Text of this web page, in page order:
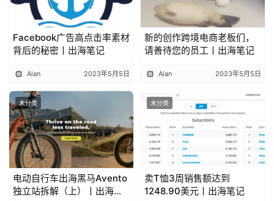
Facebook广告高点击率素材
背后的秘密丨出海笔记
Alan 2023年5月5日
新的创作跨境电商老板们，
请善待您的员工丨出海笔记
Alan 2023年5月5日
未分类
电动自行车出海黑马Avento
独立站拆解（上）丨出海笔
未分类
卖T恤3周销售额达到
1248.90美元丨出海笔记